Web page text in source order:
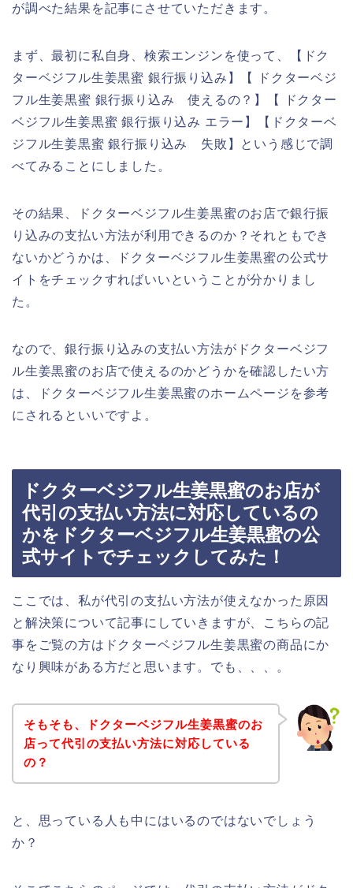
が調べた結果を記事にさせていただきます。
まず、最初に私自身、検索エンジンを使って、【ドク
ターベジフル生姜黒蜜 銀行振り込み】【 ドクターベジ
フル生姜黒蜜 銀行振り込み 使えるの？】【 ドクター
ベジフル生姜黒蜜 銀行振り込み エラー】【ドクターベ
ジフル生姜黒蜜 銀行振り込み 失敗】という感じで調
べてみることにしました。
その結果、ドクターベジフル生姜黒蜜のお店で銀行振
り込みの支払い方法が利用できるのか？それともでき
ないかどうかは、ドクターベジフル生姜黒蜜の公式サ
イトをチェックすればいいということが分かりまし
た。
なので、銀行振り込みの支払い方法がドクターベジフ
ル生姜黒蜜のお店で使えるのかどうかを確認したい方
は、ドクターベジフル生姜黒蜜のホームページを参考
にされるといいですよ。
ドクターベジフル生姜黒蜜のお店が
代引の支払い方法に対応しているの
かをドクターベジフル生姜黒蜜の公
式サイトでチェックしてみた！
ここでは、私が代引の支払い方法が使えなかった原因
と解決策について記事にしていきますが、こちらの記
事をご覧の方はドクターベジフル生姜黒蜜の商品にか
なり興味がある方だと思います。でも、、、。
そもそも、ドクターベジフル生姜黒蜜のお
店って代引の支払い方法に対応している
の？
と、思っている人も中にはいるのではないでしょう
か？